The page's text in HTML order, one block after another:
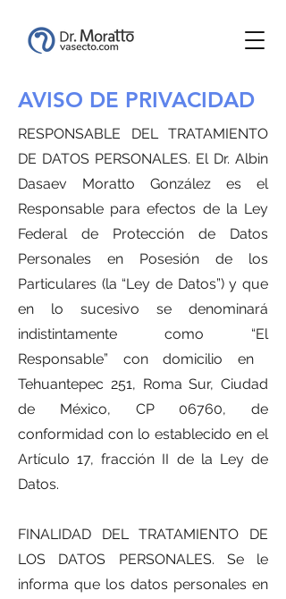
AVISO DE PRIVACIDAD
RESPONSABLE DEL TRATAMIENTO
DE DATOS PERSONALES. El Dr. Albin
Dasaev Moratto González es el
Responsable para efectos de la Ley
Federal de Protección de Datos
Personales en Posesión de los
Particulares (la “Ley de Datos”) y que
en lo sucesivo se denominará
indistintamente como “El
Responsable” con domicilio en ​
Tehuantepec 251, Roma Sur, Ciudad
de México, CP 06760, de
conformidad con lo establecido en el
Artículo 17, fracción II de la Ley de
Datos.
FINALIDAD DEL TRATAMIENTO DE
LOS DATOS PERSONALES. Se le
informa que los datos personales en